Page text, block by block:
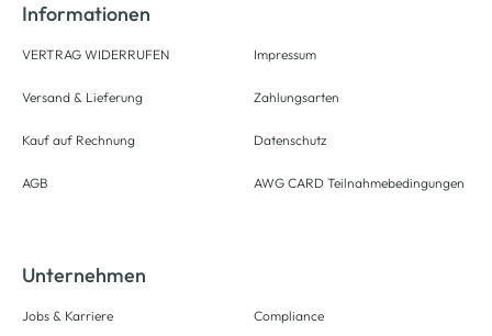
Informationen
VERTRAG WIDERRUFEN
Versand & Lieferung
Kauf auf Rechnung
AGB
Impressum
Zahlungsarten
Datenschutz
AWG CARD Teilnahmebedingungen
Unternehmen
Jobs & Karriere Compliance